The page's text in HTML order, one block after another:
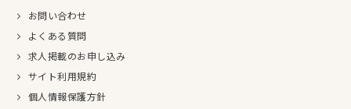
お問い合わせ
よくある質問
求人掲載のお申し込み
サイト利用規約
個人情報保護方針